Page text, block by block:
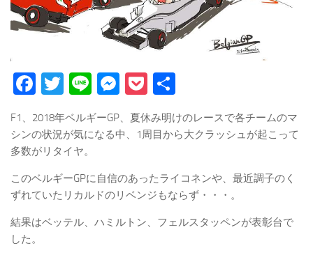
Facebook
Twitter
LineMessenger
Pocket
F1、2018年ベルギーGP、夏休み明けのレースで各チームのマ
シンの状況が気になる中、1周目から大クラッシュが起こって
多数がリタイヤ。
このベルギーGPに自信のあったライコネンや、最近調子のく
ずれていたリカルドのリベンジもならず・・・。
結果はベッテル、ハミルトン、フェルスタッペンが表彰台で
した。